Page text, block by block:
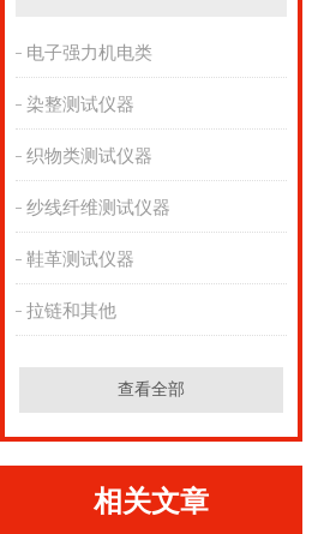
电子强力机电类
染整测试仪器
织物类测试仪器
纱线纤维测试仪器
鞋革测试仪器
拉链和其他
查看全部
相关文章